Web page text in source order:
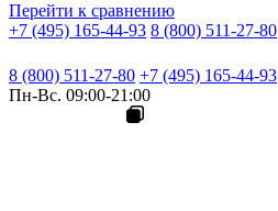
Перейти к сравнению
+7 (495) 165-44-93 8 (800) 511-27-80
8 (800) 511-27-80 +7 (495) 165-44-93
Пн-Вс. 09:00-21:00